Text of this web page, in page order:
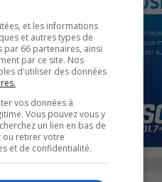
et les informations
et autres types de
66 partenaires, ainsi
par ce site. Nos
d'utiliser des données
vos données à
Vous pouvez vous y
un lien en bas de
ou retirer votre
et de confidentialité.